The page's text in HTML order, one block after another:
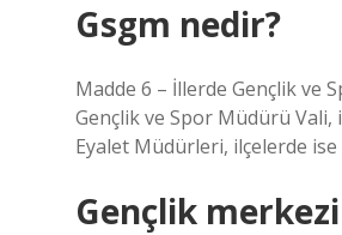
Gsgm nedir?
Madde 6 – İllerde Gençlik ve
Gençlik ve Spor Müdürü Vali,
Eyalet Müdürleri, ilçelerde
Gençlik